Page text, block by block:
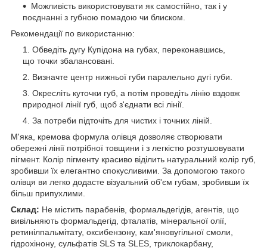
Можливість використовувати як самостійно, так і у
поєднанні з губною помадою чи блиском.
Рекомендації по використанню:
Обведіть дугу Купідона на губах, переконавшись,
що точки збалансовані.
Визначте центр нижньої губи паралельно дугі губи.
Окресліть куточки губ, а потім проведіть лінію вздовж
природної лінії губ, щоб з'єднати всі лінії.
За потреби підточіть для чистих і точних ліній.
М'яка, кремова формула олівця дозволяє створювати
обережні лінії потрібної товщини і з легкістю розтушовувати
пігмент. Колір пігменту красиво віділить натуральний колір губ,
зробивши їх елегантно спокусливими. За допомогою такого
олівця ви легко додасте візуальний об'єм губам, зробивши їх
більш припухлими.
Склад: Не містить парабенів, формальдегідів, агентів, що
вивільняють формальдегід, фталатів, мінеральної олії,
ретинілпальмітату, оксибензону, кам'яновугільної смоли,
гідрохінону, сульфатів SLS та SLES, триклокарбану,